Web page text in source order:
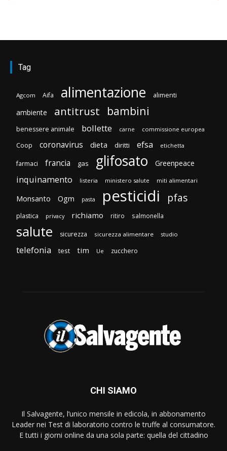
Tag
Agcom Aifa alimentazione alimenti
ambiente antitrust bambini
benessere animale bollette carne commissione europea
Coop coronavirus dieta diritti efsa etichetta
farmaci francia gas glifosato Greenpeace
inquinamento listeria ministero salute miti alimentari
Monsanto Ogm pasta pesticidi pfas
plastica privacy richiamo ritiro salmonella
salute sicurezza sicurezza alimentare studio
telefonia test tim Ue zucchero
CHI SIAMO
Il Salvagente, l’unico mensile in edicola, in abbonamento
Leader nei Test di laboratorio contro le truffe al consumatore.
E tutti i giorni online da una sola parte: quella del cittadino